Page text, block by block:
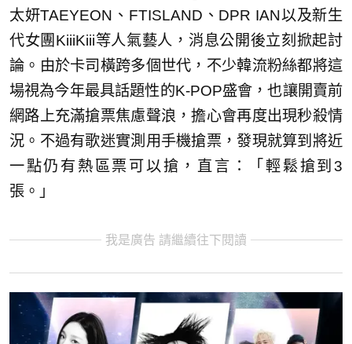
太妍TAEYEON、FTISLAND、DPR IAN以及新生
代女團KiiiKiii等人氣藝人，消息公開後立刻掀起討
論。由於卡司橫跨多個世代，不少韓流粉絲都將這
場視為今年最具話題性的K-POP盛會，也讓開賣前
網路上充滿搶票焦慮聲浪，擔心會再度出現秒殺情
況。不過有歌迷實測用手機搶票，發現就算到將近
一點仍有熱區票可以搶，直言：「輕鬆搶到3
張。」
我是廣告 請繼續往下閱讀